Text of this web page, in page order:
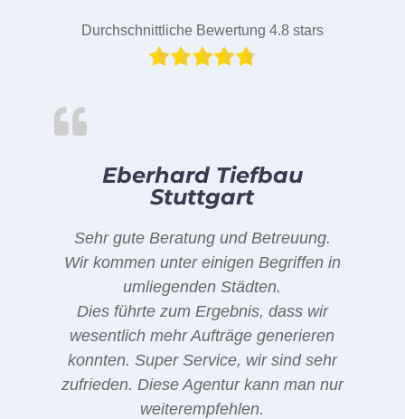
Durchschnittliche Bewertung 4.8 stars
Eberhard Tiefbau
Stuttgart
Sehr gute Beratung und Betreuung.
Wir kommen unter einigen Begriffen in
umliegenden Städten.
Dies führte zum Ergebnis, dass wir
wesentlich mehr Aufträge generieren
konnten. Super Service, wir sind sehr
zufrieden. Diese Agentur kann man nur
weiterempfehlen.